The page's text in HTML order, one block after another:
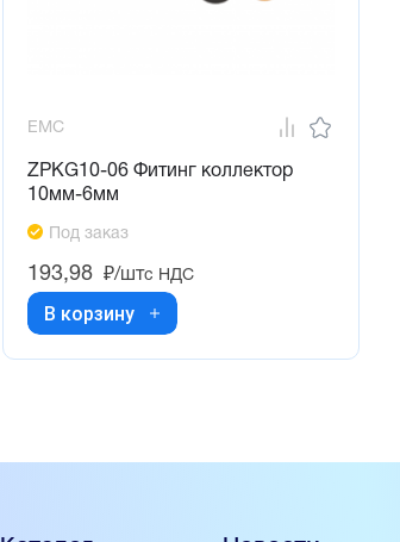
EMC
ZPKG10-06 Фитинг коллектор
10мм-6мм
Под заказ
193,98 ₽/штс НДС
В корзину